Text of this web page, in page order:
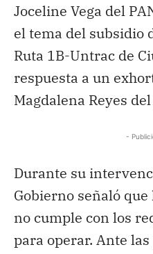
Joceline Vega del
el tema del subsidio
Ruta 1B-Untrac de
respuesta a un
Magdalena Reyes
-
Durante su
Gobierno señaló
no cumple con los
para operar. Ante